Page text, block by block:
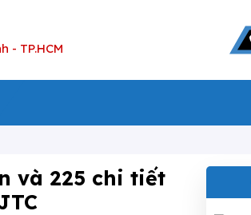
- TP.HCM
và 225 chi tiết